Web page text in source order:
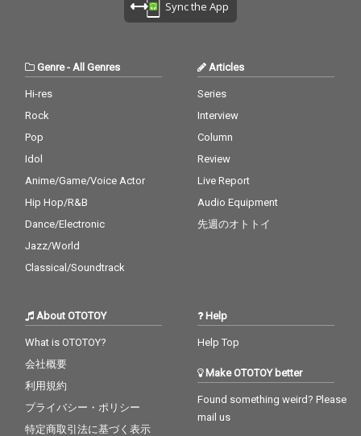
Sync the App
Genre- All Genres
Hi-res
Rock
Pop
Idol
Anime/Game/Voice Actor
Hip Hop/R&B
Dance/Electronic
Jazz/World
Classical/Soundtrack
Articles
Series
Interview
Column
Review
Live Report
Audio Equipment
先週のオトトイ
About OTOTOY
What is OTOTOY?
会社概要
利用規約
プライバシー・ポリシー
特定商取引法に基づく表示
Help
Help Top
Make OTOTOY better
Found something weird? Please
mail us